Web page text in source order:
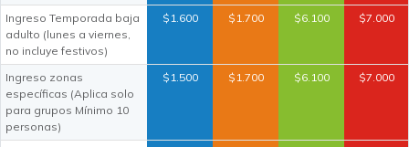
Ingreso Temporada baja
adulto (lunes a viernes,
no incluye festivos)
$1.600 $1.700 $6.100 $7.000
Ingreso zonas
específicas (Aplica solo
para grupos Mínimo 10
personas)
$1.500 $1.700 $6.100 $7.000